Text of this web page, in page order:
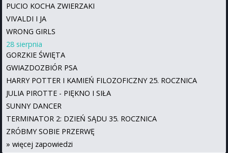
PUCIO KOCHA ZWIERZAKI
VIVALDI I JA
WRONG GIRLS
28 sierpnia
GORZKIE ŚWIĘTA
GWIAZDOZBIÓR PSA
HARRY POTTER I KAMIEŃ FILOZOFICZNY 25. ROCZNICA
JULIA PIROTTE - PIĘKNO I SIŁA
SUNNY DANCER
TERMINATOR 2: DZIEŃ SĄDU 35. ROCZNICA
ZRÓBMY SOBIE PRZERWĘ
» więcej zapowiedzi